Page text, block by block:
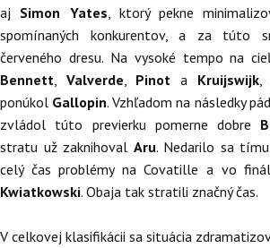
aj Simon Yates , ktorý pekne
spomínaných konkurentov, a za túto
červeného dresu. Na vysoké tempo na
Bennett
Valverde Pinot a Kruijswijk,
ponúkol Gallopin. Vzhľadom na následky
zvládol túto previerku pomerne dobre
stratu už zaknihoval Aru. Nedarilo sa tímu
celý čas problémy na Covatille a vo
Kwiatkowski. Obaja tak stratili značný čas.
V celkovej klasifikácii sa situácia